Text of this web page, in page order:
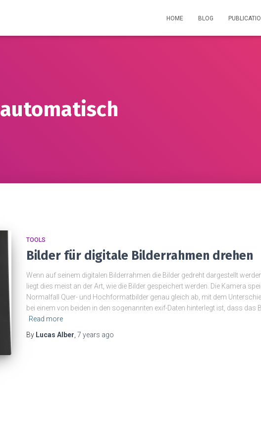
HOME BLOG
automatisch
TOOLS
Bilder für digitale Bilderrahmen drehen
Wenn auf seinem digitalen Bilderrahmen die Bilder gedreht dargestellt
liegt dies meist an der Art, wie die Bilder gespeichert werden. Die Kamera
Normalfall Quer- und Hochformatbilder genau gleich ab, mit dem
bei einem von beiden in den sogenannten exif-Daten hinterlegt ist, dass das
Read more
By Lucas Alber 7 years ago